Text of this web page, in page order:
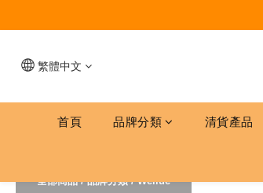
繁體中文
首頁 品牌分類 清貨產品
全部商品/品牌分類/Wellue